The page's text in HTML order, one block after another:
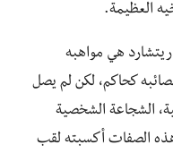
العظيمة.
ريتشارد هي مواهبه
كحاكم، لكن لم يصل
الشجاعة الشخصية
الصفات أكسبته لقب